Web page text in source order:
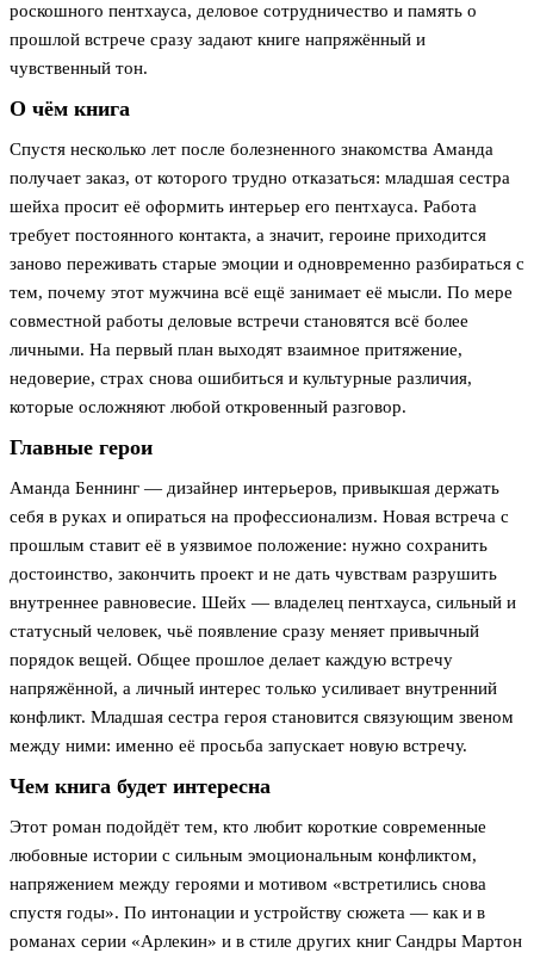
роскошного пентхауса, деловое сотрудничество и память о
прошлой встрече сразу задают книге напряжённый и
чувственный тон.
О чём книга
Спустя несколько лет после болезненного знакомства Аманда
получает заказ, от которого трудно отказаться: младшая сестра
шейха просит её оформить интерьер его пентхауса. Работа
требует постоянного контакта, а значит, героине приходится
заново переживать старые эмоции и одновременно разбираться с
тем, почему этот мужчина всё ещё занимает её мысли. По мере
совместной работы деловые встречи становятся всё более
личными. На первый план выходят взаимное притяжение,
недоверие, страх снова ошибиться и культурные различия,
которые осложняют любой откровенный разговор.
Главные герои
Аманда Беннинг — дизайнер интерьеров, привыкшая держать
себя в руках и опираться на профессионализм. Новая встреча с
прошлым ставит её в уязвимое положение: нужно сохранить
достоинство, закончить проект и не дать чувствам разрушить
внутреннее равновесие. Шейх — владелец пентхауса, сильный и
статусный человек, чьё появление сразу меняет привычный
порядок вещей. Общее прошлое делает каждую встречу
напряжённой, а личный интерес только усиливает внутренний
конфликт. Младшая сестра героя становится связующим звеном
между ними: именно её просьба запускает новую встречу.
Чем книга будет интересна
Этот роман подойдёт тем, кто любит короткие современные
любовные истории с сильным эмоциональным конфликтом,
напряжением между героями и мотивом «встретились снова
спустя годы». По интонации и устройству сюжета — как и в
романах серии «Арлекин» и в стиле других книг Сандры Мартон